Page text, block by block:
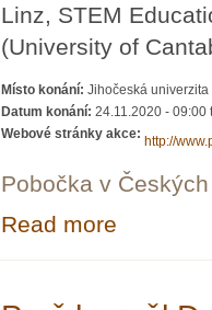
Linz, STEM
(University of
Místo konání: Jihočeská
Datum konání: 24.11.2020 - 09:00
Webové stránky akce:
http://
Pobočka v
Read more